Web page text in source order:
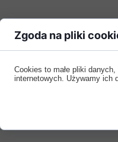
Zgoda na pliki
Cookies to małe pliki
internetowych. Używamy ich